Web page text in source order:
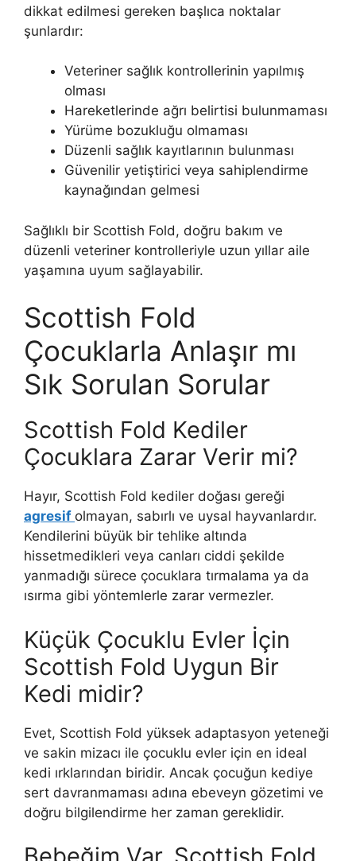
dikkat edilmesi gereken başlıca noktalar
şunlardır:
Veteriner sağlık kontrollerinin yapılmış
olması
Hareketlerinde ağrı belirtisi bulunmaması
Yürüme bozukluğu olmaması
Düzenli sağlık kayıtlarının bulunması
Güvenilir yetiştirici veya sahiplendirme
kaynağından gelmesi
Sağlıklı bir Scottish Fold, doğru bakım ve
düzenli veteriner kontrolleriyle uzun yıllar aile
yaşamına uyum sağlayabilir.
Scottish Fold
Çocuklarla Anlaşır mı
Sık Sorulan Sorular
Scottish Fold Kediler
Çocuklara Zarar Verir mi?
Hayır, Scottish Fold kediler doğası gereği
agresif olmayan, sabırlı ve uysal hayvanlardır.
Kendilerini büyük bir tehlike altında
hissetmedikleri veya canları ciddi şekilde
yanmadığı sürece çocuklara tırmalama ya da
ısırma gibi yöntemlerle zarar vermezler.
Küçük Çocuklu Evler İçin
Scottish Fold Uygun Bir
Kedi midir?
Evet, Scottish Fold yüksek adaptasyon yeteneği
ve sakin mizacı ile çocuklu evler için en ideal
kedi ırklarından biridir. Ancak çocuğun kediye
sert davranmaması adına ebeveyn gözetimi ve
doğru bilgilendirme her zaman gereklidir.